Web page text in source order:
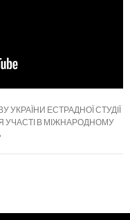
ЕСТРАДНОЇ СТУДІЇ
УЧАСТІ В МІЖНАРОДНОМУ